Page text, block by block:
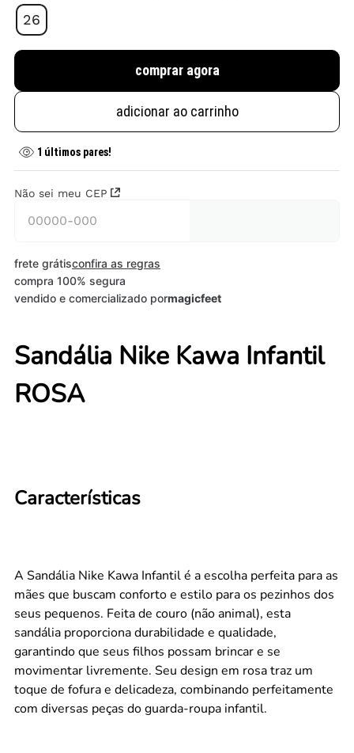
26
comprar agora
adicionar ao carrinho
1 últimos pares!
Não sei meu CEP
frete grátisconfira as regras
compra 100% segura
vendido e comercializado pormagicfeet
Sandália Nike Kawa Infantil
ROSA
Características
A Sandália Nike Kawa Infantil é a escolha perfeita para as
mães que buscam conforto e estilo para os pezinhos dos
seus pequenos. Feita de couro (não animal), esta
sandália proporciona durabilidade e qualidade,
garantindo que seus filhos possam brincar e se
movimentar livremente. Seu design em rosa traz um
toque de fofura e delicadeza, combinando perfeitamente
com diversas peças do guarda-roupa infantil.